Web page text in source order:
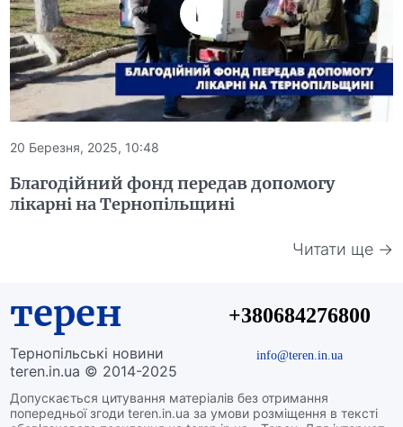
20 Березня, 2025, 10:48
Благодійний фонд передав допомогу
лікарні на Тернопільщині
Читати ще →
терен
Тернопільські новини
teren.in.ua © 2014-2025
Допускається цитування матеріалів без отримання
попередньої згоди teren.in.ua за умови розміщення в тексті
+380684276800
info@teren.in.ua